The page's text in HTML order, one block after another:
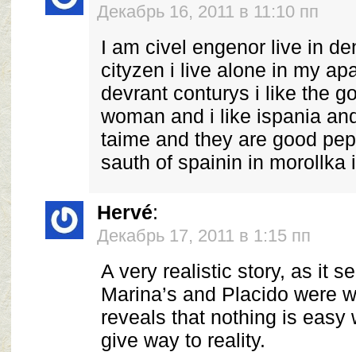
Декабрь 16, 2011 в 11:10 пп
I am civel engenor live in
cityzen i live alone in my
devrant conturys i like the
woman and i like ispania
taime and they are good
sauth of spainin in morollka
Hervé:
Декабрь 17, 2011 в 1:15 пп
A very realistic story, as it
Marina’s and Placido were
reveals that nothing is easy
give way to reality.